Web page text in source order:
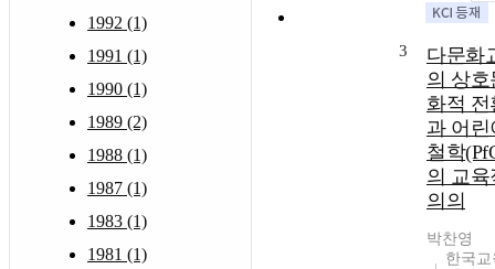
1992 (1)
1991 (1)
1990 (1)
1989 (2)
1988 (1)
1987 (1)
1983 (1)
1981 (1)
3
다문화
의 상호
화적 전
과 어린
철학
의 교육
의의
박찬영
한국